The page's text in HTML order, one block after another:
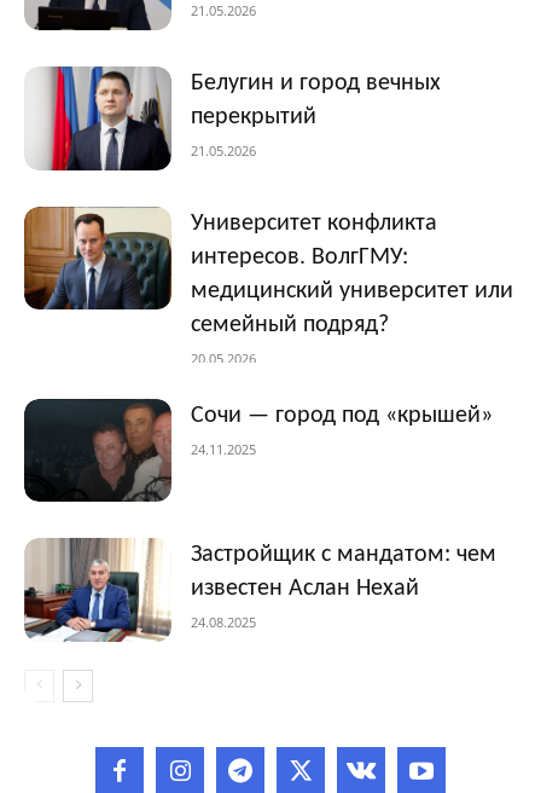
21.05.2026
Белугин и город вечных
перекрытий
21.05.2026
Университет конфликта
интересов. ВолгГМУ:
медицинский университет или
семейный подряд?
20.05.2026
Сочи — город под «крышей»
24.11.2025
Застройщик с мандатом: чем
известен Аслан Нехай
24.08.2025